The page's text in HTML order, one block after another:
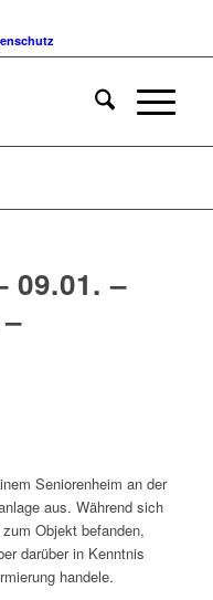
09.01. –
Seniorenheim an der
aus. Während sich
Objekt befanden,
darüber in Kenntnis
handele.